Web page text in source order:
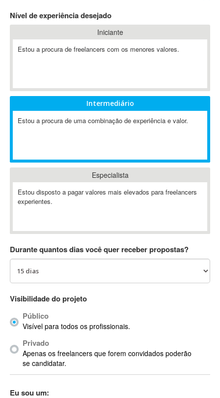
A2Billing
Ab Initio
ABIS
AbleCommerce
Ableton
Abstract
Abstract Window Toolkit (AWT)
AC Drives
ACDSee
ACPI
Acrobat X
Acronis
ACT
Actian
Actimize
ActionScript
Active Directory
Nível de experiência desejado
Iniciante
Estou a procura de freelancers com os menores valores.
Intermediário
Estou a procura de uma combinação de experiência e valor.
Especialista
Estou disposto a pagar valores mais elevados para freelancers
experientes.
Durante quantos dias você quer receber propostas?
Visibilidade do projeto
Público
Visível para todos os profissionais.
Privado
Apenas os freelancers que forem convidados poderão
se candidatar.
Eu sou um: